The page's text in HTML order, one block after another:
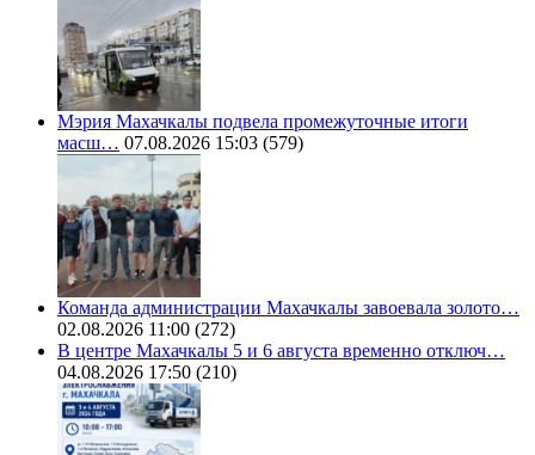
Мэрия Махачкалы подвела промежуточные итоги
масш… 07.08.2026 15:03 (579)
Команда администрации Махачкалы завоевала золото…
02.08.2026 11:00 (272)
В центре Махачкалы 5 и 6 августа временно отключ…
04.08.2026 17:50 (210)